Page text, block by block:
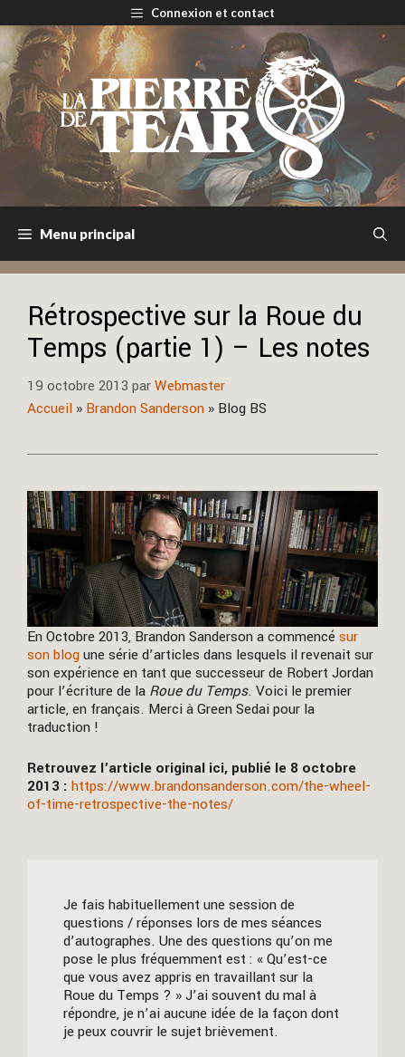
au
contenu
Connexion et contact
Menu principal
Rétrospective sur la Roue du
Temps (partie 1) – Les notes
19 octobre 2013 parWebmaster
Accueil » Brandon Sanderson » Blog BS
En Octobre 2013, Brandon Sanderson a commencésur
son blogune série d’articles dans lesquels il revenait sur
son expérience en tant que successeur de Robert Jordan
pour l’écriture de la Roue du Temps. Voici le premier
article, en français. Merci à Green Sedai pour la
traduction !
Retrouvez l’article original ici, publié le 8 octobre
2013 : https://www.brandonsanderson.com/the-wheel-
of-time-retrospective-the-notes/
Je fais habituellement une session de
questions / réponses lors de mes séances
d’autographes. Une des questions qu’on me
pose le plus fréquemment est : « Qu’est-ce
que vous avez appris en travaillant sur la
Roue du Temps ? » J’ai souvent du mal à
répondre, je n’ai aucune idée de la façon dont
je peux couvrir le sujet brièvement.